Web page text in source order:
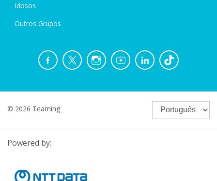
Idosos
Outros Grupos
© 2026 Teaming
Powered by: